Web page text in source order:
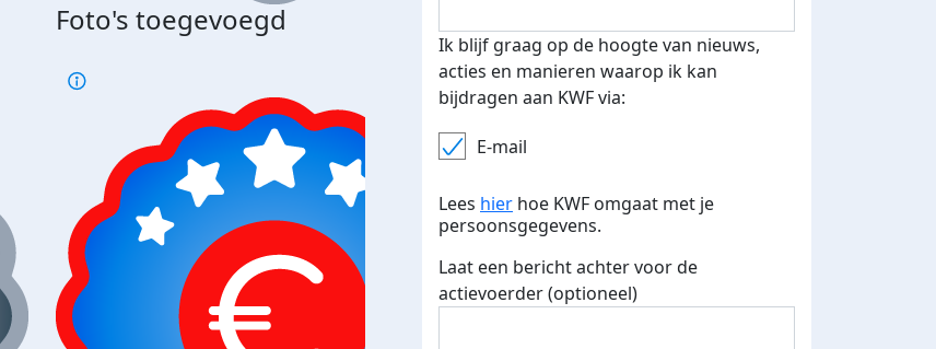
Foto's toegevoegd
je je speciale KWF t-shirt!
Ik blijf graag op de hoogte van nieuws,
acties en manieren waarop ik kan
bijdragen aan KWF via:
E-mail
Lees hier hoe KWF omgaat met je
persoonsgegevens.
Laat een bericht achter voor de
actievoerder (optioneel)